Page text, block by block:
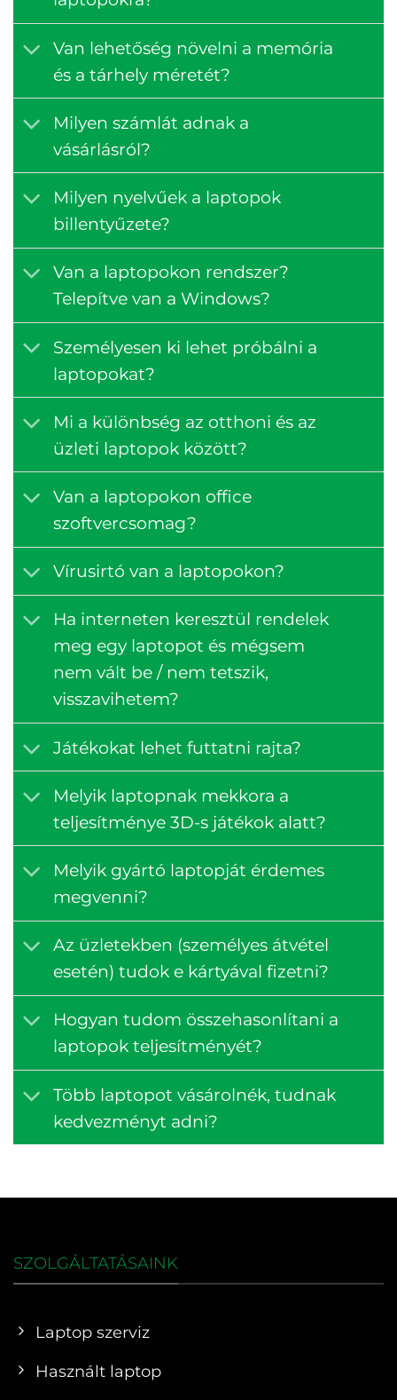
Van lehetőség növelni a memória
és a tárhely méretét?
Milyen számlát adnak a
vásárlásról?
Milyen nyelvűek a laptopok
billentyűzete?
Van a laptopokon rendszer?
Telepítve van a Windows?
Személyesen ki lehet próbálni a
laptopokat?
Mi a különbség az otthoni és az
üzleti laptopok között?
Van a laptopokon office
szoftvercsomag?
Vírusirtó van a laptopokon?
Ha interneten keresztül rendelek
meg egy laptopot és mégsem
nem vált be / nem tetszik,
visszavihetem?
Játékokat lehet futtatni rajta?
Melyik laptopnak mekkora a
teljesítménye 3D-s játékok alatt?
Melyik gyártó laptopját érdemes
megvenni?
Az üzletekben (személyes átvétel
esetén) tudok e kártyával fizetni?
Hogyan tudom összehasonlítani a
laptopok teljesítményét?
Több laptopot vásárolnék, tudnak
kedvezményt adni?
SZOLGÁLTATÁSAINK
Laptop szerviz
Használt laptop